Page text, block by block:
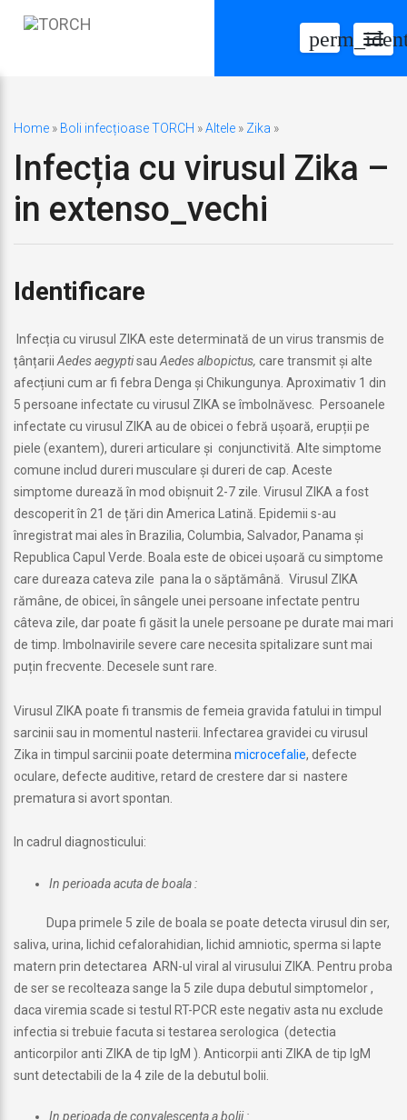
Home » Boli infecțioase TORCH »Altele » Zika »
Infecția cu virusul Zika –
in extenso_vechi
Identificare
Infecția cu virusul ZIKA este determinată de un virus transmis de
țânțarii Aedesaegyptisau Aedes albopictus, care transmit și alte
afecțiuni cum ar fi febra Denga și Chikungunya. Aproximativ 1 din
5 persoane infectate cu virusul ZIKA se îmbolnăvesc. Persoanele
infectate cu virusul ZIKA au de obicei o febră ușoară, erupții pe
piele (exantem), dureri articulare și conjunctivită. Alte simptome
comune includ dureri musculare și dureri de cap. Aceste
simptome durează în mod obișnuit 2-7 zile. Virusul ZIKA a fost
descoperit în 21 de țări din America Latină. Epidemii s-au
înregistrat mai ales în Brazilia, Columbia, Salvador, Panama și
Republica Capul Verde. Boala este de obicei ușoară cu simptome
care dureaza cateva zile pana la o săptămână. Virusul ZIKA
rămâne, de obicei, în sângele unei persoane infectate pentru
câteva zile, dar poate fi găsit la unele persoane pe durate mai mari
de timp. Imbolnavirile severe care necesita spitalizare sunt mai
puțin frecvente. Decesele sunt rare.
Virusul ZIKA poate fi transmis de femeia gravida fatului in timpul
sarcinii sau in momentul nasterii. Infectarea gravidei cu virusul
Zika in timpul sarcinii poate determina microcefalie, defecte
oculare, defecte auditive, retard de crestere dar si nastere
prematura si avort spontan.
In cadrul diagnosticului:
In perioada acuta de boala :
Dupa primele 5 zile de boala se poate detecta virusul din ser,
saliva, urina, lichid cefalorahidian, lichid amniotic, sperma si lapte
matern prin detectarea ARN-ul viral al virusului ZIKA. Pentru proba
de ser se recolteaza sange la 5 zile dupa debutul simptomelor ,
daca viremia scade si testul RT-PCR este negativ asta nu exclude
infectia si trebuie facuta si testarea serologica (detectia
anticorpilor anti ZIKA de tip IgM ). Anticorpii anti ZIKA de tip IgM
sunt detectabili de la 4 zile de la debutul bolii.
In perioada de convalescenta a bolii :